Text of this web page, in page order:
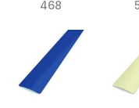
468